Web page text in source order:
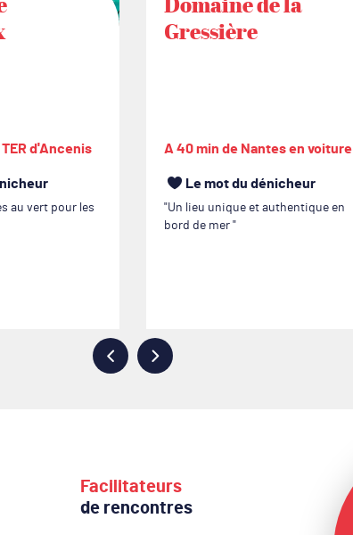
d'Ancenis
au vert pour les
Gressière
A 40 min de Nantes en voiture
Le mot du dénicheur
Un lieu unique et authentique en
bord de mer
Facilitateurs
de rencontres